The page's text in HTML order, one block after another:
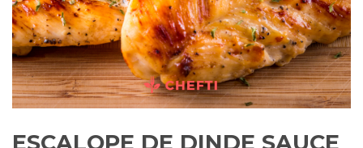
ESCALOPE DE DINDE SAUCE